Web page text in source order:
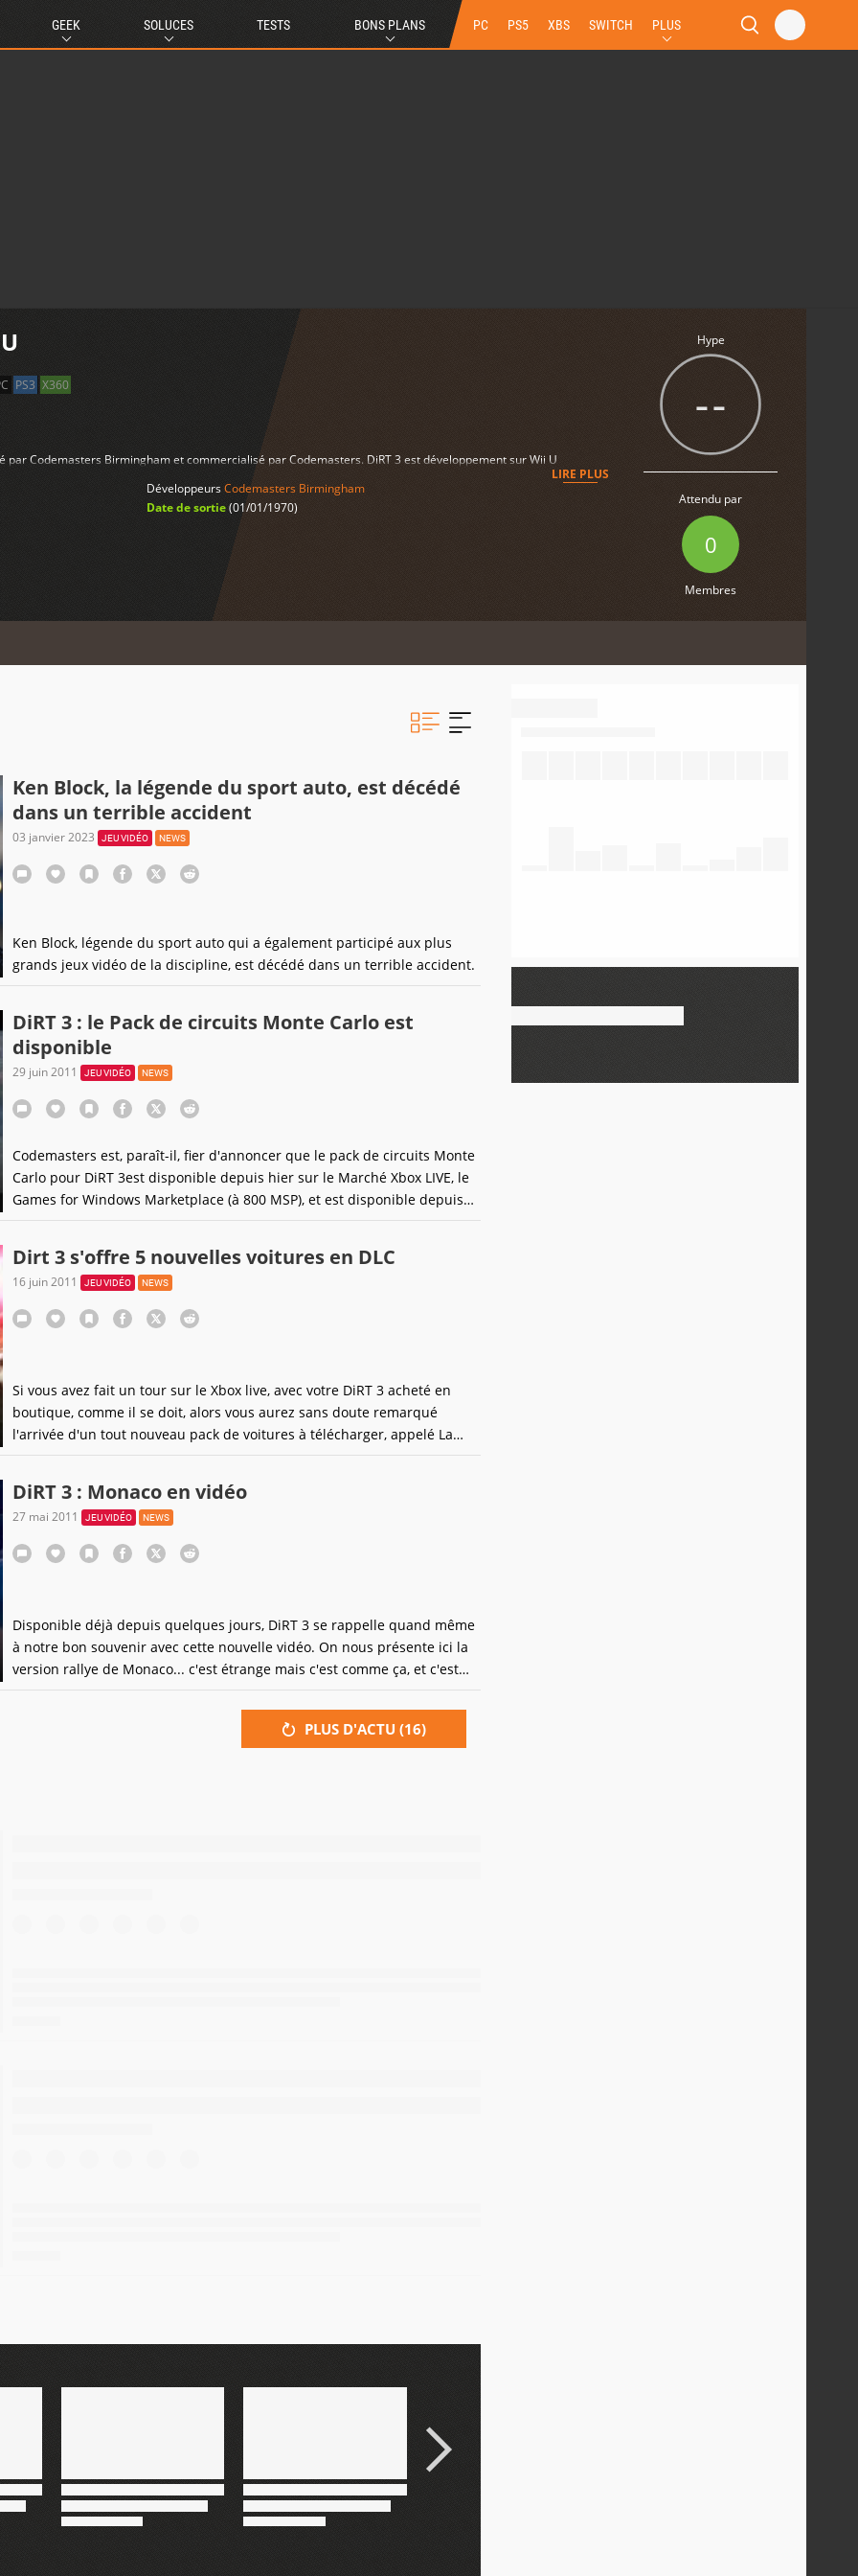
GEEK SOLUCES TESTS BONS PLANS PC PS5 XBS SWITCH PLUS
PS3 X360
par Codemasters Birmingham et commercialisé par Codemasters. DiRT 3 est développement sur Wii U
LIRE PLUS
DéveloppeursCodemasters Birmingham
Date de sortie(01/01/1970)
Hype
--
Attendu par
0
Membres
Ken Block, la légende du sport auto, est décédé
dans un terrible accident
03 janvier 2023 JEU VIDÉO NEWS
Ken Block, légende du sport auto qui a également participé aux plus
grands jeux vidéo de la discipline, est décédé dans un terrible accident.
DiRT 3 : le Pack de circuits Monte Carlo est
disponible
29 juin 2011 JEU VIDÉO NEWS
Codemasters est, paraît-il, fier d'annoncer que le pack de circuits Monte
Carlo pour DiRT 3est disponible depuis hier sur le Marché Xbox LIVE, le
Games for Windows Marketplace (à 800 MSP), et est disponible depuis
aujourd'hui 29 juin sur le PSN Européen à 7.99 €.Pour ce prix-là, on nous
Dirt 3 s'offre 5 nouvelles voitures en DLC
16 juin 2011 JEU VIDÉO NEWS
Si vous avez fait un tour sur le Xbox live, avec votre DiRT 3 acheté en
boutique, comme il se doit, alors vous aurez sans doute remarqué
l'arrivée d'un tout nouveau pack de voitures à télécharger, appelé La
puissance et la Gloire.Composé de 5 bagnoles (Scion tC, Ford Focus ST
DiRT 3 : Monaco en vidéo
27 mai 2011 JEU VIDÉO NEWS
Disponible déjà depuis quelques jours, DiRT 3 se rappelle quand même
à notre bon souvenir avec cette nouvelle vidéo. On nous présente ici la
version rallye de Monaco... c'est étrange mais c'est comme ça, et c'est
bien dans le jeu avec non seulement de la course mais aussi bien
évidemment des épreuves de "gymkhana", fameuse
PLUS D'ACTU (16)